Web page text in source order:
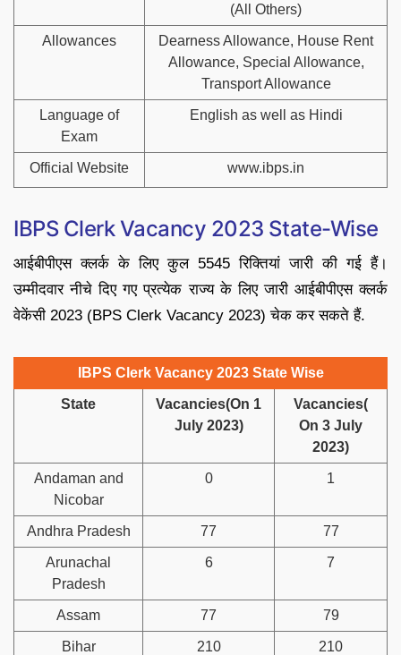
(All Others)
Allowances
Dearness Allowance, House Rent
Allowance, Special Allowance,
Transport Allowance
Language of
Exam
English as well as Hindi
Official Website www.ibps.in
IBPS Clerk Vacancy 2023 State-Wise
आईबीपीएस क्लर्क के लिए कुल 5545 रिक्तियां जारी की गई हैं।
उम्मीदवार नीचे दिए गए प्रत्येक राज्य के लिए जारी आईबीपीएस क्लर्क
वेकेंसी 2023 (BPS Clerk Vacancy 2023) चेक कर सकते हैं.
IBPS Clerk Vacancy 2023 State Wise
State
Vacancies(On 1
July 2023)
Vacancies(
On 3 July
2023)
Andaman and
Nicobar
0 1
Andhra Pradesh 77 77
Arunachal
Pradesh
6 7
Assam 77 79
Bihar 210 210